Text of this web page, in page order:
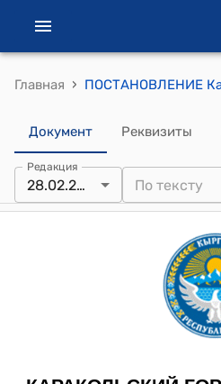
Главная ›
Документ Реквизиты
Редакция
28.02.2024